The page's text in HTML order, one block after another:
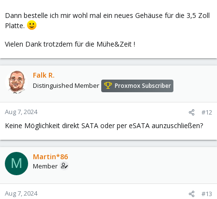
Dann bestelle ich mir wohl mal ein neues Gehäuse für die 3,5 Zoll
Platte.
Vielen Dank trotzdem für die Mühe&Zeit !
Falk R.
Distinguished Member Proxmox Subscriber
Aug 7, 2024 #12
Keine Möglichkeit direkt SATA oder per eSATA aunzuschließen?
M Martin*86
Member
Aug 7, 2024 #13